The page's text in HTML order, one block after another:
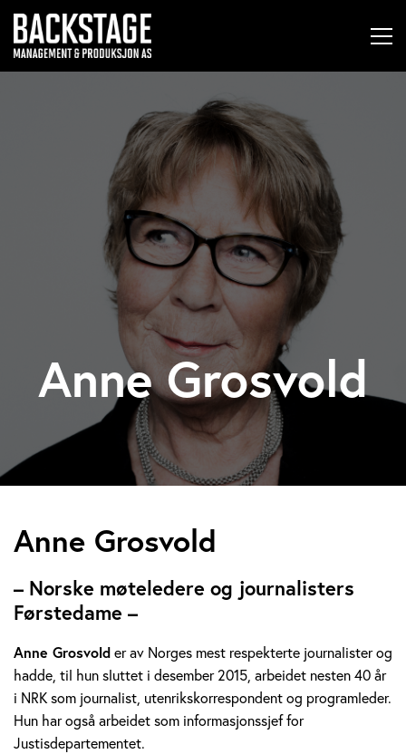
Anne Grosvold
A
n
n
e
G
r
Anne Grosvold
– Norske møteledere og journalisters
Førstedame –
Anne Grosvolder av Norges mest respekterte journalister og
hadde, til hun sluttet i desember 2015, arbeidet nesten 40 år
i NRK som journalist, utenrikskorrespondent og programleder.
Hun har også arbeidet som informasjonssjef for
Justisdepartementet.